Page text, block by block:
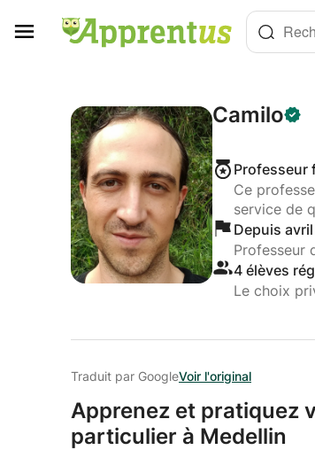
Camilo
Professeur
Ce
service de
Depuis
Professeur
4 élèves
Le choix
Traduit par GoogleVoir l'original
Apprenez et pratiquez
particulier à Medellin